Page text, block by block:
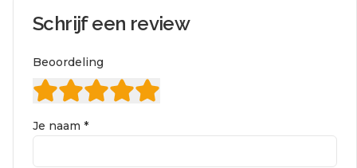
Schrijf een review
Beoordeling
Je naam *